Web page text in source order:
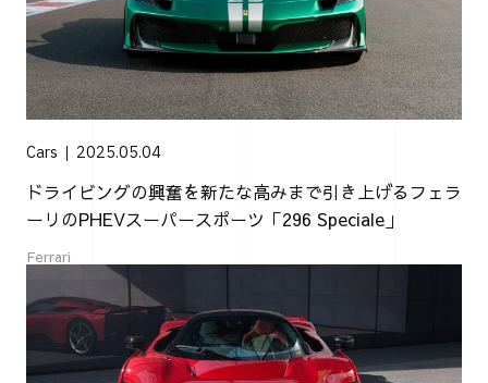
Cars 2025.05.04
ドライビングの興奮を新たな高みまで引き上げるフェラ
ーリのPHEVスーパースポーツ「296 Speciale」
Ferrari